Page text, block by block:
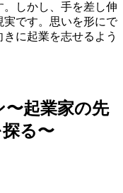
しかし、手を差し伸
です。思いを形にで
に起業を志せるよう
起業家の先
る〜